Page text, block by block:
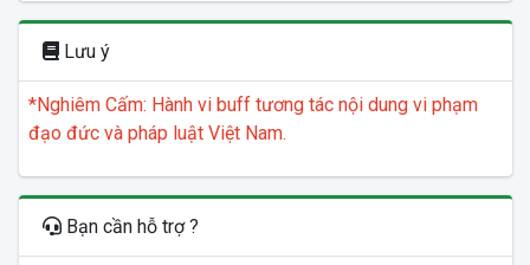
Lưu ý
*Nghiêm Cấm: Hành vi buff tương tác nội dung vi phạm
đạo đức và pháp luật Việt Nam.
Bạn cần hỗ trợ ?